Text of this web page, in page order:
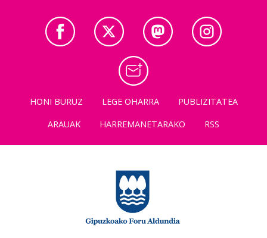
HONI BURUZ LEGE OHARRA
PUBLIZITATEA
ARAUAK
HARREMANETARAKO RSS